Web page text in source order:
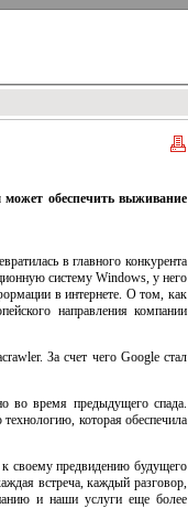
может обеспечить выживание
в главного конкурента
систему Windows, у него
в интернете. О том, как
направления компании
За счет чего Google стал
во время предыдущего спада.
которая обеспечила
своему предвидению будущего
встреча, каждый разговор,
и наши услуги еще более